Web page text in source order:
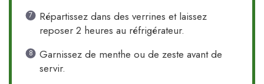
Répartissez dans des verrines et laissez
reposer 2 heures au réfrigérateur.
Garnissez de menthe ou de zeste avant de
servir.